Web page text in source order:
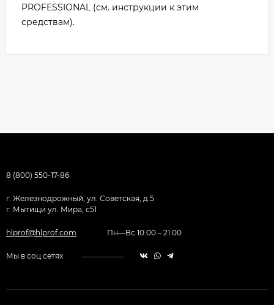
PROFESSIONAL (см. инструкции к этим
средствам).
8 (800) 550-17-86
г. Железнодрожный, ул. Советская, д.5
г. Мытищи ул. Мира, с51
hlprof@hlprof.com Пн—Вс 10:00 – 21:00
Мы в соц.сетях